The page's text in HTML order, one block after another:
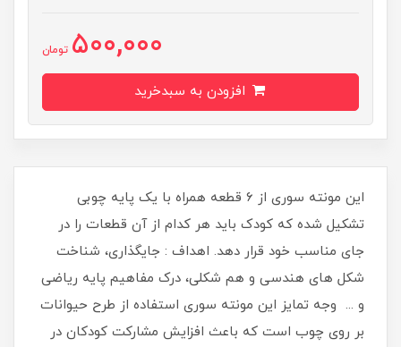
500,000 تومان
این مونته سوری از ۶ قطعه همراه با یک پایه چوبی
تشکیل شده که کودک باید هر کدام از آن قطعات را در
جای مناسب خود قرار دهد. اهداف : جایگذاری، شناخت
شکل های هندسی و هم شکلی، درک مفاهیم پایه ریاضی
و ... وجه تمایز این مونته سوری استفاده از طرح حیوانات
بر روی چوب است که باعث افزایش مشارکت کودکان در